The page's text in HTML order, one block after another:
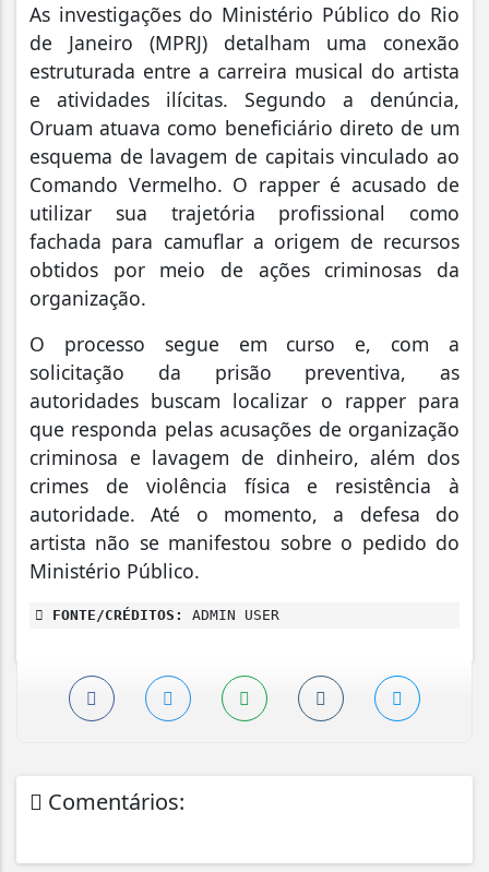
As investigações do Ministério Público do Rio
de Janeiro (MPRJ) detalham uma conexão
estruturada entre a carreira musical do artista
e atividades ilícitas. Segundo a denúncia,
Oruam atuava como beneficiário direto de um
esquema de lavagem de capitais vinculado ao
Comando Vermelho. O rapper é acusado de
utilizar sua trajetória profissional como
fachada para camuflar a origem de recursos
obtidos por meio de ações criminosas da
organização.
O processo segue em curso e, com a
solicitação da prisão preventiva, as
autoridades buscam localizar o rapper para
que responda pelas acusações de organização
criminosa e lavagem de dinheiro, além dos
crimes de violência física e resistência à
autoridade. Até o momento, a defesa do
artista não se manifestou sobre o pedido do
Ministério Público.
FONTE/CRÉDITOS: ADMIN USER
Comentários: